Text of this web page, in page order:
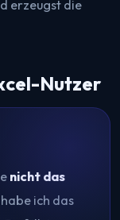
erzeugst die
Nutzer
nicht das
habe ich das